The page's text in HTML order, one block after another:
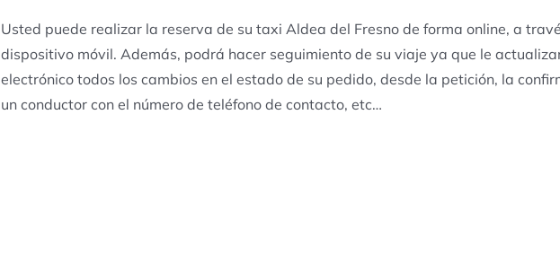
Usted puede realizar la reserva de su taxi Aldea del Fresno de forma online, a
dispositivo móvil. Además, podrá hacer seguimiento de su viaje ya que le
electrónico todos los cambios en el estado de su pedido, desde la petición, la
un conductor con el número de teléfono de contacto, etc…